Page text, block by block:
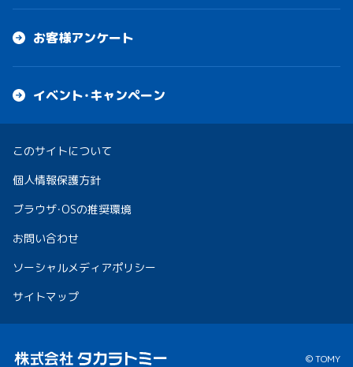
お客様アンケート
イベント・キャンペーン
このサイトについて
個人情報保護方針
ブラウザ・OSの推奨環境
お問い合わせ
ソーシャルメディアポリシー
サイトマップ
© TOMY